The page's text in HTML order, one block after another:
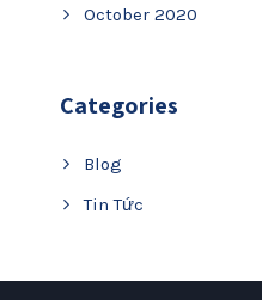
October 2020
Categories
Blog
Tin Tức